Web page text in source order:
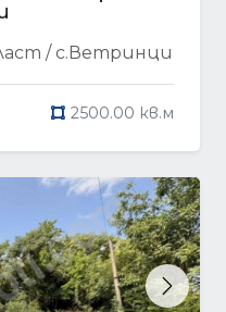
/ с.Ветринци
2500.00 кв.м
Next